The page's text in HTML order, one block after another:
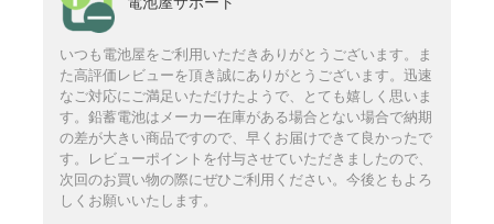
いつも電池屋をご利用いただきありがとうございます。ま
た高評価レビューを頂き誠にありがとうございます。迅速
なご対応にご満足いただけたようで、とても嬉しく思いま
す。鉛蓄電池はメーカー在庫がある場合とない場合で納期
の差が大きい商品ですので、早くお届けできて良かったで
す。レビューポイントを付与させていただきましたので、
次回のお買い物の際にぜひご利用ください。今後ともよろ
しくお願いいたします。